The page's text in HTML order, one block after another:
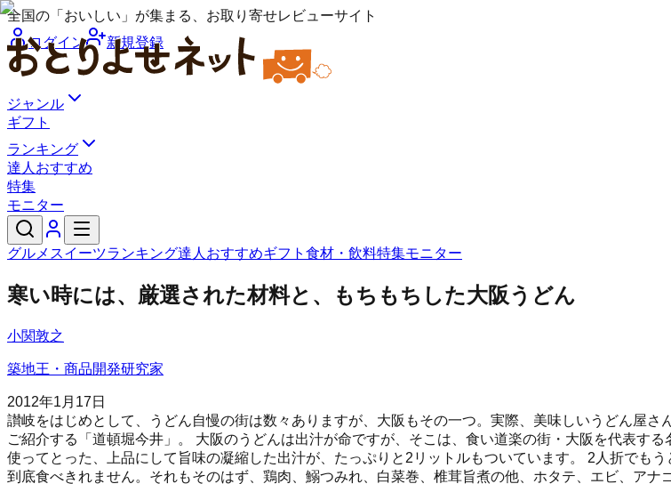
全国の「おいしい」が集まる、お取り寄せレビューサイト
ログイン
新規登録
ジャンル
ギフト
ランキング
達人おすすめ
特集
モニター
グルメ スイーツランキング達人おすすめギフト 食材・飲料特集モニター
寒い時には、厳選された材料と、もちもちした大阪うどん
小関敦之
築地王・商品開発研究家
2012年1月17日
讃岐をはじめとして、うどん自慢の街は数々ありますが、大阪もその一つ。実際、美味しいうどん屋
ご紹介する「道頓堀今井」。 大阪のうどんは出汁が命ですが、そこは、食い道楽の街・大阪を代表す
使ってとった、上品にして旨味の凝縮した出汁が、たっぷりと2リットルもついています。 2人折でも
到底食べきれません。それもそのはず、鶏肉、鰯つみれ、白菜巻、椎茸旨煮の他、ホタテ、エビ、ア